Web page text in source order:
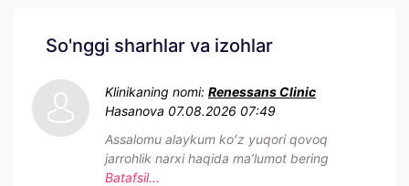
So'nggi sharhlar va izohlar
Klinikaning nomi: Renessans Clinic
Hasanova 07.08.2026 07:49
Assalomu alaykum koʻz yuqori qovoq
jarrohlik narxi haqida maʼlumot bering
Batafsil...